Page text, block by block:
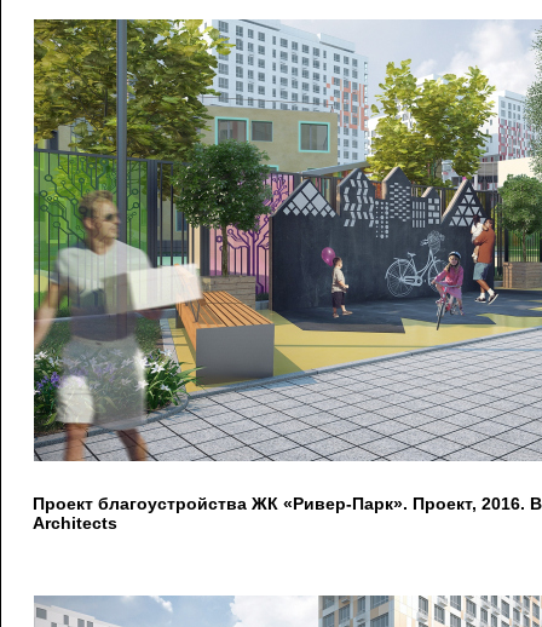
Проект благоустройства ЖК «Ривер-Парк». Проект, 2016.
Architects